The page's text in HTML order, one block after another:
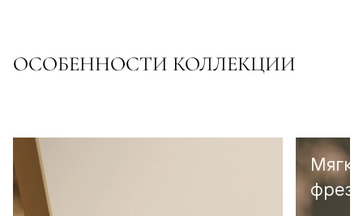
ОСОБЕННОСТИ КОЛЛЕКЦИИ